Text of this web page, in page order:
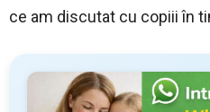
ce am discutat cu copiii în